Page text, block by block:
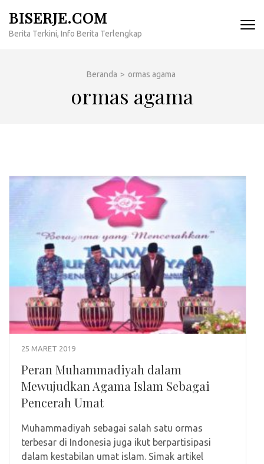
konten
BISERJE.COM
Berita Terkini, Info Berita Terlengkap
Beranda > ormas agama
ormas agama
25 MARET 2019
Peran Muhammadiyah dalam
Mewujudkan Agama Islam Sebagai
Pencerah Umat
Muhammadiyah sebagai salah satu ormas
terbesar di Indonesia juga ikut berpartisipasi
dalam kestabilan umat islam. Simak artikel